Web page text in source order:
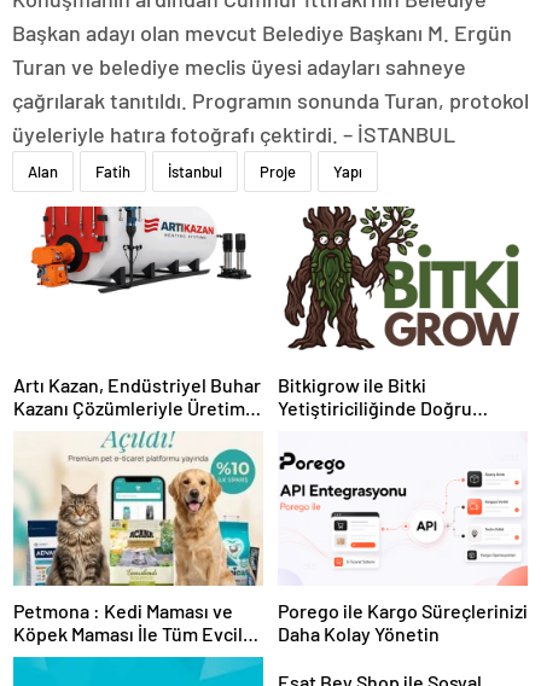
Başkan adayı olan mevcut Belediye Başkanı M. Ergün
Turan ve belediye meclis üyesi adayları sahneye
çağrılarak tanıtıldı. Programın sonunda Turan, protokol
üyeleriyle hatıra fotoğrafı çektirdi. – İSTANBUL
Alan Fatih İstanbul Proje Yapı
Artı Kazan, Endüstriyel Buhar
Kazanı Çözümleriyle Üretim
Tesislerine Verimli Sistemler
Sunuyor
Bitkigrow ile Bitki
Yetiştiriciliğinde Doğru
Petmona : Kedi Maması ve
Köpek Maması İle Tüm Evcil
Hayvan Ürünleri
Porego ile Kargo Süreçlerinizi
Daha Kolay Yönetin